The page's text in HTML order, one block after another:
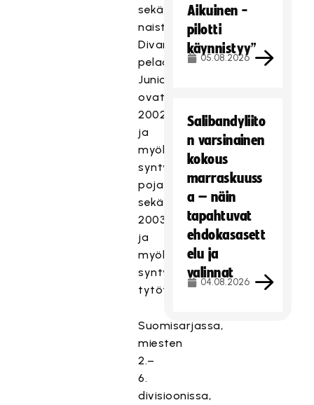
sekä
naisten
Divarin
pelaajille.
Junioripelaajia
ovat
2002
ja
myöhemmin
syntyneet
pojat/miehet
sekä
2003
ja
myöhemmin
syntyneet
tytöt/naiset.
Suomisarjassa,
miesten
2.–
6.
divisioonissa,
Aikuinen -
pilotti
käynnistyy”
05.08.2026
Salibandyliito
n varsinainen
kokous
marraskuuss
a – näin
tapahtuvat
ehdokasasett
elu ja
valinnat
04.08.2026